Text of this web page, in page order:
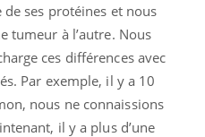
ses protéines et nous
tumeur à l’autre. Nous
ces différences avec
Par exemple, il y a 10
nous ne connaissions
il y a plus d’une